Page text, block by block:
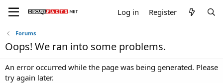
Log in Register
Forums
Oops! We ran into some problems.
An error occurred while the page was being generated. Please
try again later.